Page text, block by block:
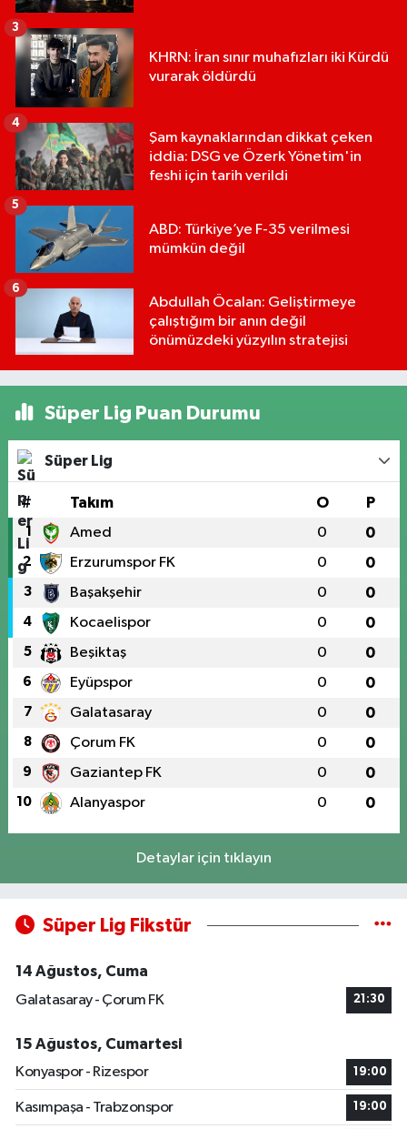
KHRN: İran sınır muhafızları iki Kürdü
vurarak öldürdü
3
Şam kaynaklarından dikkat çeken
iddia: DSG ve Özerk Yönetim'in
feshi için tarih verildi
4
ABD: Türkiye’ye F-35 verilmesi
mümkün değil
5
Abdullah Öcalan: Geliştirmeye
çalıştığım bir anın değil
önümüzdeki yüzyılın stratejisi
6
Süper Lig Puan Durumu
Süper Lig
# Takım O P
1 Amed 0 0
2 Erzurumspor FK 0 0
3 Başakşehir 0 0
4 Kocaelispor 0 0
5 Beşiktaş 0 0
6 Eyüpspor 0 0
7 Galatasaray 0 0
8 Çorum FK 0 0
9 Gaziantep FK 0 0
10 Alanyaspor 0 0
Detaylar için tıklayın
Süper Lig Fikstür
14 Ağustos, Cuma
Galatasaray - Çorum FK
21:30
15 Ağustos, Cumartesi
Konyaspor - Rizespor
19:00
Kasımpaşa - Trabzonspor 19:00